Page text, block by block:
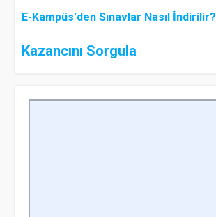
E-Kampüs'den Sınavlar Nasıl İndirilir?
Kazancını Sorgula